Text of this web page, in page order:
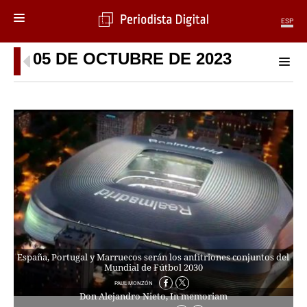
ESP
MENÚ
SECCIONES
MUNDO
PERIODISMO
ECONOMÍA
DEPORTES
CIENCIA
TECNOLOGÍA
CULTURA
TELEVISIÓN
GENTE
MAGAZINE
05 DE OCTUBRE DE 2023
España, Portugal y Marruecos serán los anfitriones conjuntos del
Mundial de Fútbol 2030
PAUL MONZÓN
Don Alejandro Nieto, In memoriam